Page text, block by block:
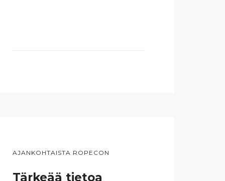
AJANKOHTAISTA ROPECON
Tärkeää tietoa